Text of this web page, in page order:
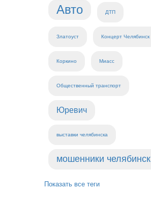
Авто ДТП
Златоуст Концерт Челябинск
Коркино Миасс
Общественный транспорт
Юревич
выставки челябинска
мошенники челябинск
Показать все теги